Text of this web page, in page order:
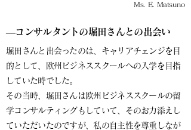
Ms. E. Matsuno
​―コンサルタントの堀田さんとの出会い
堀田さんと出会ったのは、キャリアチェンジを目
的として、欧州ビジネススクールへの入学を目指
していた時でした。
その当時、堀田さんは欧州ビジネススクールの留
学コンサルティングもしていて、そのお力添えし
ていただいたのですが、私の自主性を尊重しなが